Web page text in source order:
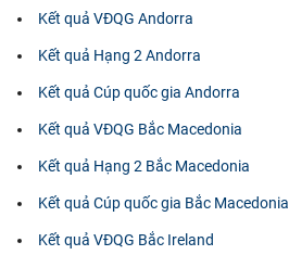
Kết quả VĐQG Andorra
Kết quả Hạng 2 Andorra
Kết quả Cúp quốc gia Andorra
Kết quả VĐQG Bắc Macedonia
Kết quả Hạng 2 Bắc Macedonia
Kết quả Cúp quốc gia Bắc Macedonia
Kết quả VĐQG Bắc Ireland